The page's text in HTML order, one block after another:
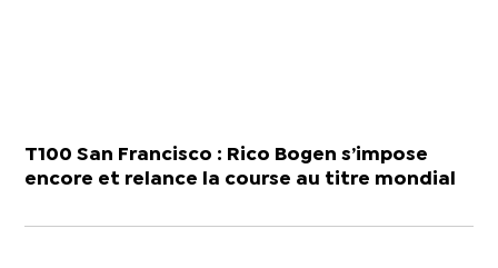
T100 San Francisco : Rico Bogen s’impose
encore et relance la course au titre mondial